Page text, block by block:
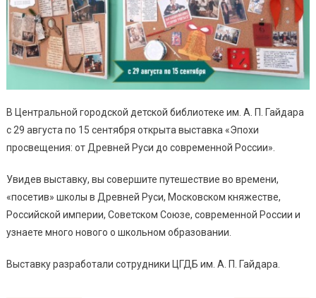
В Центральной городской детской библиотеке им. А. П. Гайдара
с 29 августа по 15 сентября открыта выставка «Эпохи
просвещения: от Древней Руси до современной России».
Увидев выставку, вы совершите путешествие во времени,
«посетив» школы в Древней Руси, Московском княжестве,
Российской империи, Советском Союзе, современной России и
узнаете много нового о школьном образовании.
Выставку разработали сотрудники ЦГДБ им. А. П. Гайдара.